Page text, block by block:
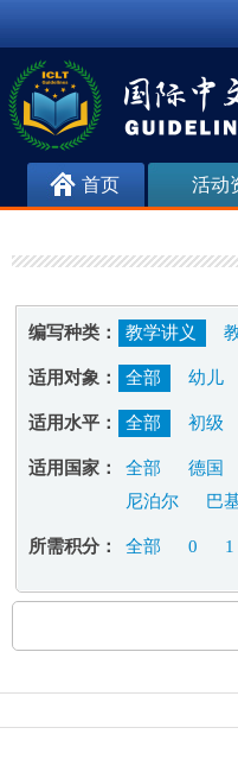
首页 活动
编写种类： 教学讲义
适用对象： 全部 幼儿
适用水平： 全部 初级
适用国家： 全部 德国
尼泊尔
巴
所需积分： 全部 0 1